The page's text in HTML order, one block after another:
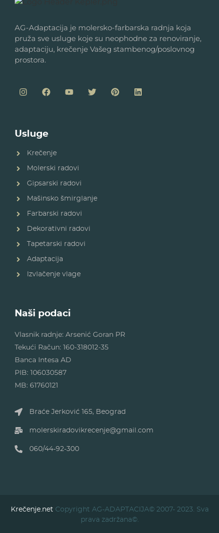
AG-Adaptacija je molersko-farbarska radnja koja
pruža sve usluge koje su neophodne za renoviranje,
adaptaciju, krečenje Vašeg stambenog/poslovnog
prostora.
Usluge
Krečenje
Molerski radovi
Gipsarski radovi
Mašinsko šmirglanje
Farbarski radovi
Dekorativni radovi
Tapetarski radovi
Adaptacija
Izvlačenje vlage
Naši podaci
Vlasnik radnje: Arsenić Goran PR
Tekući Račun: 160-318012-35
Banca Intesa AD
PIB: 106030587
MB: 61760121
Braće Jerković 165, Beograd
molerskiradovikrecenje@gmail.com
060/44-92-300
Krečenje.net Copyright AG-ADAPTACIJA© 2007- 2023. Sva
prava zadržana©.